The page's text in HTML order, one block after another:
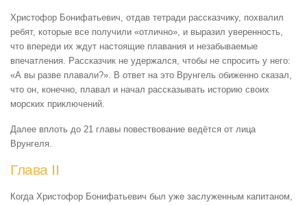
Христофор Бонифатьевич, отдав тетради рассказчику, похвалил
ребят, которые все получили «отлично», и выразил уверенность,
что впереди их ждут настоящие плавания и незабываемые
впечатления. Рассказчик не удержался, чтобы не спросить у него:
«А вы разве плавали?». В ответ на это Врунгель обиженно сказал,
что он, конечно, плавал и начал рассказывать историю своих
морских приключений.
Далее вплоть до 21 главы повествование ведётся от лица
Врунгеля.
Глава II
Когда Христофор Бонифатьевич был уже заслуженным капитаном,